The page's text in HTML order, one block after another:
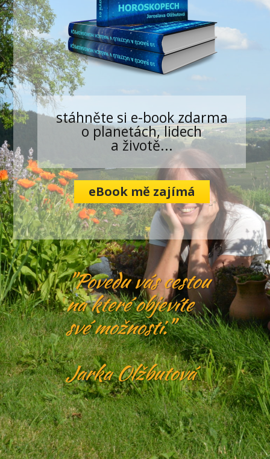
stáhněte si e-book zdarma
o planetách, lidech
a životě...
eBook mě zajímá
"Povedu vás cestou
na které objevíte
své možnosti."
Jarka Olžbutová